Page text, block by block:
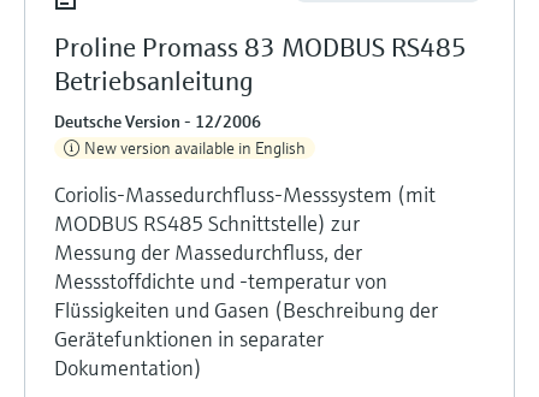
Proline Promass 83 MODBUS RS485
Betriebsanleitung
Deutsche Version - 12/2006
New version available in English
Coriolis-Massedurchfluss-Messsystem (mit
MODBUS RS485 Schnittstelle) zur
Messung der Massedurchfluss, der
Messstoffdichte und -temperatur von
Flüssigkeiten und Gasen (Beschreibung der
Gerätefunktionen in separater
Dokumentation)